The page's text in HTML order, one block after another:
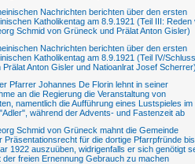
Nachrichten berichten über den ersten
Katholikentag am 8.9.1921 (Teil III: Reden
Schmid von Grüneck und Prälat Anton Gisler)
Nachrichten berichten über den ersten
Katholikentag am 8.9.1921 (Teil IV/
Prälat Anton Gisler und Natioanlrat Josef Scherrer)
Pfarrer Johannes De Florin lehnt in seiner
an die Regierung die Veranstaltung von
namentlich die Aufführung eines Lustspieles im
während der Advents- und Fastenzeit ab
Schmid von Grüneck mahnt die Gemeinde
Präsentationsrecht für die dortige Pfarrpfründe bis
1922 auszuüben, widrigenfalls er sich genötigt
der freien Ernennung Gebrauch zu machen